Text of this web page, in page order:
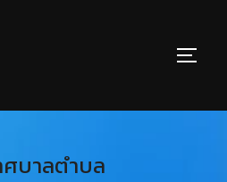
ศบาลตำบล